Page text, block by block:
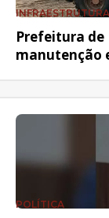
INFRAESTRUTURA
Prefeitura de
manutenção
POLÍTICA